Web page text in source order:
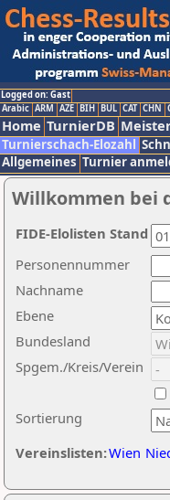
Logged on: Gast
Arabic ARM AZE BIH BUL CAT CHN
Home TurnierDB
Turnierschach-Elozahl
Allgemeines Turnier
Willkommen bei
Nachname
Ebene
Sortierung
Personennummer
Bundesland
Spgem./Kreis/Verein
Vereinslisten:Wien
FIDE-Elolisten Stand